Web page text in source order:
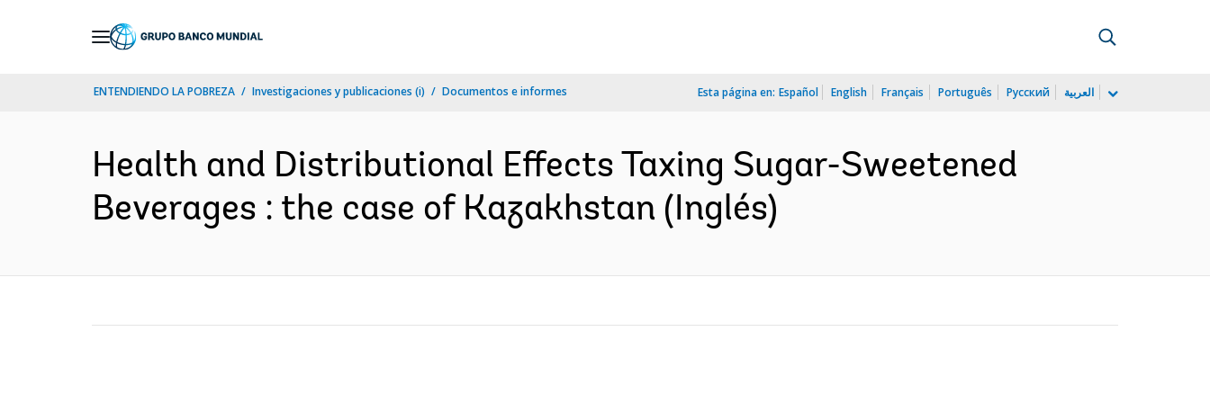
ENTENDIENDO LA POBREZA Investigaciones y publicaciones (i) Documentos e informes Esta página en: Español English Français Português Русский العربية
Health and Distributional Effects Taxing Sugar-Sweetened
Beverages : the case of Kazakhstan (Inglés)